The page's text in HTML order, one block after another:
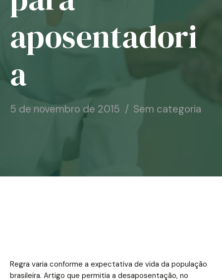
Notícias
Associe-se
aposentadori
a
5 de novembro de 2015 Sem categoria
Regra varia conforme a expectativa de vida da população
brasileira. Artigo que permitia a desaposentação, no